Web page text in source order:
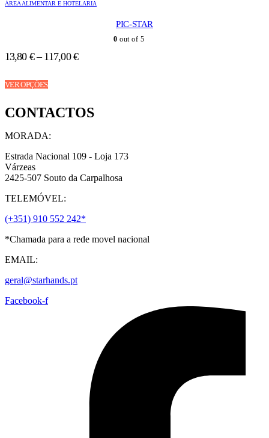
The
on
product
page
ÁREA ALIMENTAR E HOTELARIA
PIC-STAR
0 out of 5
13,80 €–117,00€
VER OPÇÕESThis
product
multiple
The
may
chosen
the
page
CONTACTOS
MORADA:
Estrada Nacional 109 - Loja 173
Várzeas
2425-507 Souto da Carpalhosa
TELEMÓVEL:
(+351) 910 552 242*
*Chamada para a rede movel nacional
EMAIL:
geral@starhands.pt
Facebook-f